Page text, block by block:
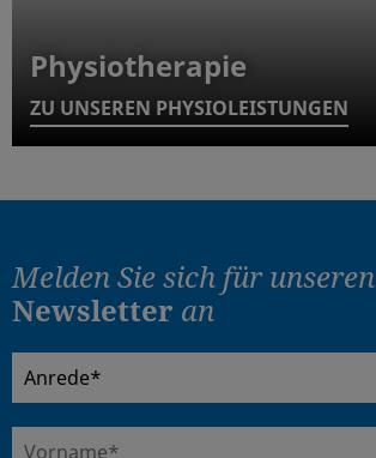
Physiotherapie
ZU UNSEREN PHYSIOLEISTUNGEN
Melden Sie sich fürunseren
Newsletter an